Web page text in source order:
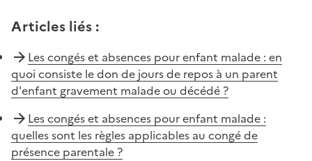
Articles liés :
Les congés et absences pour enfant malade : en
quoi consiste le don de jours de repos à un parent
d'enfant gravement malade ou décédé ?
Les congés et absences pour enfant malade :
quelles sont les règles applicables au congé de
présence parentale ?